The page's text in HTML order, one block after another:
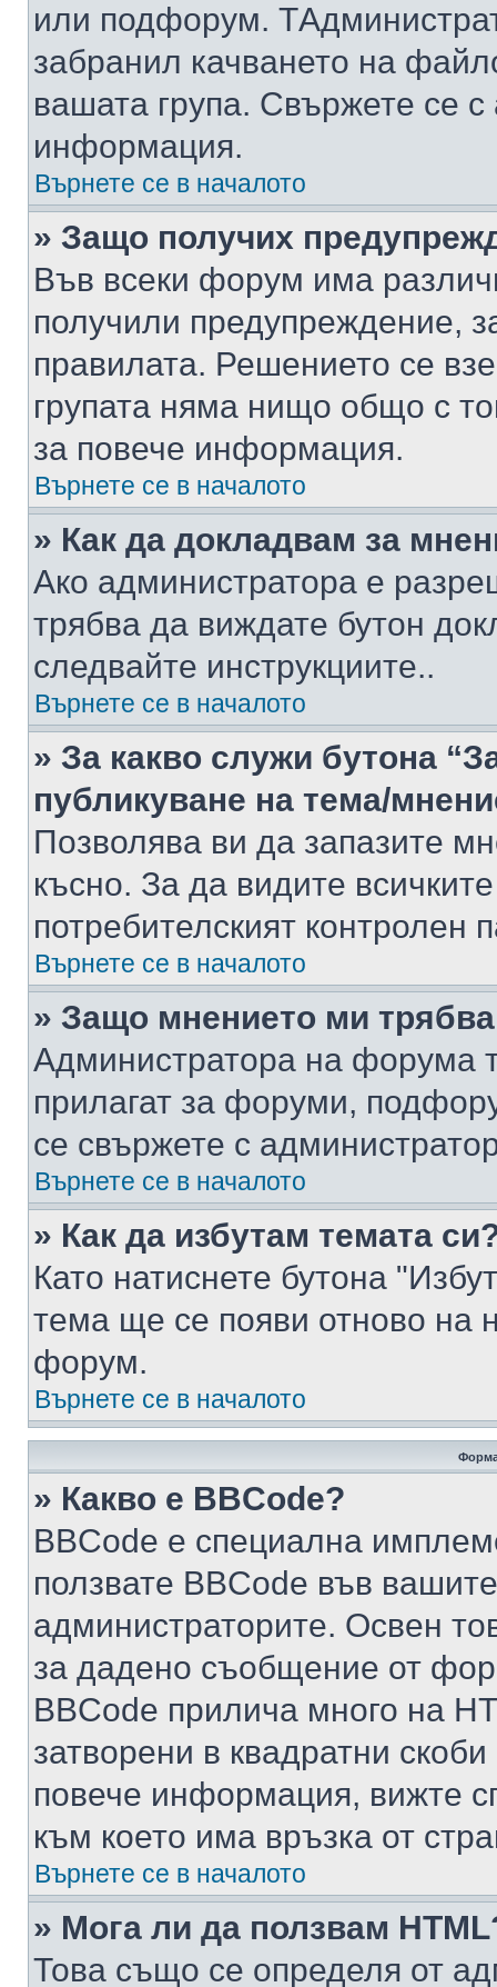
или подфорум.
забранил качването на
вашата група. Свържете се
информация.
Върнете се в началото
» Защо получих
Във всеки форум има
получили предупреждение,
правилата. Решението се
групата няма нищо общо с
за повече информация.
Върнете се в началото
» Как да докладвам за
Ако администратора е
трябва да виждате бутон
следвайте инструкциите..
Върнете се в началото
» За какво служи бутона
публикуване на тема/
Позволява ви да запазите
късно. За да видите
потребителският контролен
Върнете се в началото
» Защо мнението ми
Администратора на форума
прилагат за форуми,
се свържете с
Върнете се в началото
» Как да избутам темата
Като натиснете бутона
тема ще се появи отново на
форум.
Върнете се в началото
» Какво е BBCode?
BBCode е специална
ползвате BBCode във
администраторите. Освен
за дадено съобщение от
BBCode прилича много на
затворени в квадратни
повече информация, вижте
към което има връзка от
Върнете се в началото
» Мога ли да ползвам
Това също се определя от